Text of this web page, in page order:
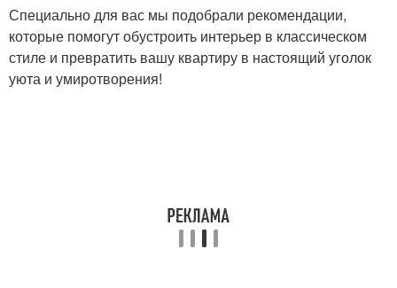
Специально для вас мы подобрали рекомендации,
которые помогут обустроить интерьер в классическом
стиле и превратить вашу квартиру в настоящий уголок
уюта и умиротворения!